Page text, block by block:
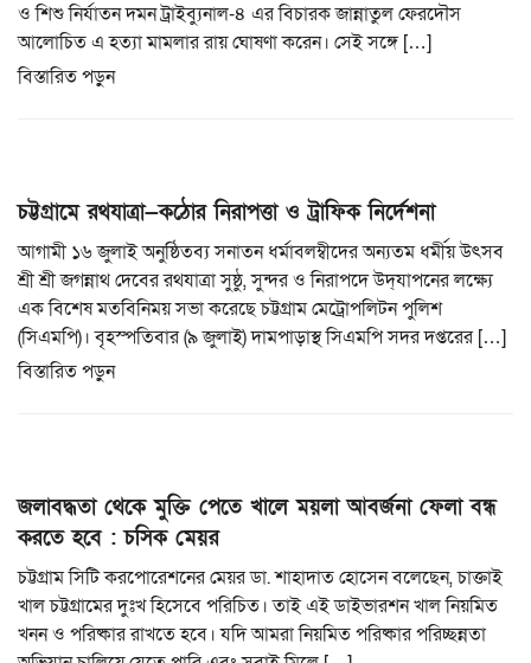
ও শিশু নির্যাতন দমন ট্রাইব্যুনাল-৪ এর বিচারক জান্নাতুল ফেরদৌস
আলোচিত এ হত্যা মামলার রায় ঘোষণা করেন। সেই সঙ্গে […]
বিস্তারিত পড়ুন
চট্টগ্রামে রথযাত্রা—কঠোর নিরাপত্তা ও ট্রাফিক নির্দেশনা
আগামী ১৬ জুলাই অনুষ্ঠিতব্য সনাতন ধর্মাবলম্বীদের অন্যতম ধর্মীয় উৎসব
শ্রী শ্রী জগন্নাথ দেবের রথযাত্রা সুষ্ঠু, সুন্দর ও নিরাপদে উদ্‌যাপনের লক্ষ্যে
এক বিশেষ মতবিনিময় সভা করেছে চট্টগ্রাম মেট্রোপলিটন পুলিশ
(সিএমপি)। বৃহস্পতিবার (৯ জুলাই) দামপাড়াস্থ সিএমপি সদর দপ্তরের […]
বিস্তারিত পড়ুন
জলাবদ্ধতা থেকে মুক্তি পেতে খালে ময়লা আবর্জনা ফেলা বন্ধ
করতে হবে : চসিক মেয়র
চট্টগ্রাম সিটি করপোরেশনের মেয়র ডা. শাহাদাত হোসেন বলেছেন, চাক্তাই
খাল চট্টগ্রামের দুঃখ হিসেবে পরিচিত। তাই এই ডাইভারশন খাল নিয়মিত
খনন ও পরিষ্কার রাখতে হবে। যদি আমরা নিয়মিত পরিষ্কার পরিচ্ছন্নতা